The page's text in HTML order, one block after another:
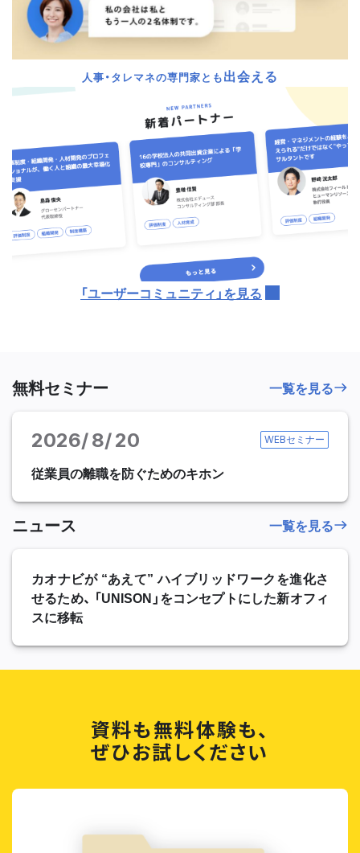
無料セミナー
2026 8 20 WEBセミナー
従業員の離職を防ぐためのキホン
一覧を見る
ニュース
カオナビが “あえて” ハイブリッドワークを進化さ
せるため、 「UNISON」をコンセプトにした新オフィ
スに移転
一覧を見る
人事・タレマネの専門家とも出会える
「ユーザーコミュニティ」を見る
資料も無料体験も、
ぜひお試しください